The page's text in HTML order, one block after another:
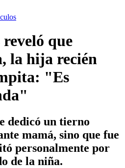
que
la hija recién
"Es
dedicó un tierno
mamá, sino que fue
personalmente por
de la niña.